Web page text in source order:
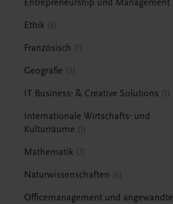
Entrepreneurship und Management
Ethik 6
Französisch 1
Geografie 3
IT Business- & Creative Solutions 1
Internationale Wirtschafts- und
Kulturräume
1
Mathematik 7
Naturwissenschaften 6
Officemanagement und angewandte